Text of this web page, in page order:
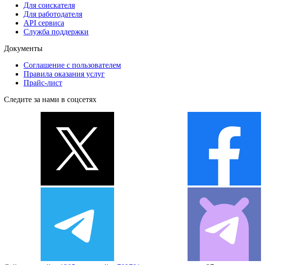
Для соискателя
Для работодателя
API сервиса
Служба поддержки
Документы
Соглашение с пользователем
Правила оказания услуг
Прайс-лист
Следите за нами в соцсетях